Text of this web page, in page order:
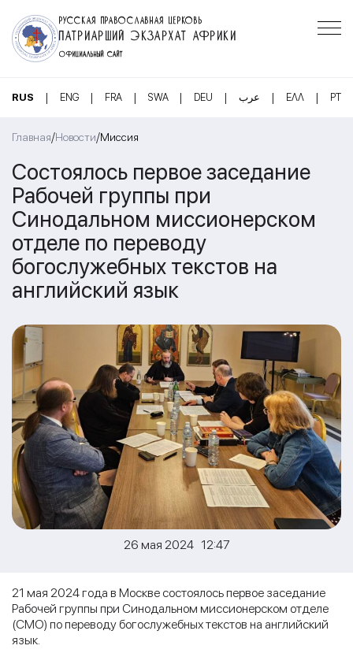
РУССКАЯ ПРАВОСЛАВНАЯ ЦЕРКОВЬ
ПАТРИАРШИЙ ЭКЗАРХАТ АФРИКИ
ОФИЦИАЛЬНЫЙ САЙТ
RUS | ENG | FRA | SWA | DEU | عرب | ΕΛΛ | PT
Главная/Новости/Миссия
Состоялось первое заседание
Рабочей группы при
Синодальном миссионерском
отделе по переводу
богослужебных текстов на
английский язык
26 мая 2024 12:47
21 мая 2024 года в Москве состоялось первое заседание
Рабочей группы при Синодальном миссионерском отделе
(СМО) по переводу богослужебных текстов на английский
язык.